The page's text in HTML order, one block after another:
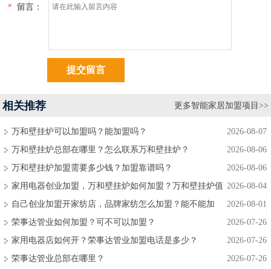
* 留言：
相关推荐 更多智能家居加盟项目>>
2026-08-07
万和壁挂炉可以加盟吗？能加盟吗？
2026-08-06
万和壁挂炉总部在哪里？怎么联系万和壁挂炉？
2026-08-06
万和壁挂炉加盟需要多少钱？加盟靠谱吗？
2026-08-04
家用电器创业加盟，万和壁挂炉如何加盟？万和壁挂炉值
不值得加盟？
2026-08-01
自己创业加盟开家纺店，品牌家纺怎么加盟？能不能加
盟？
2026-07-26
荣事达管业如何加盟？可不可以加盟？
2026-07-26
家用电器店如何开？荣事达管业加盟电话是多少？
2026-07-26
荣事达管业总部在哪里？